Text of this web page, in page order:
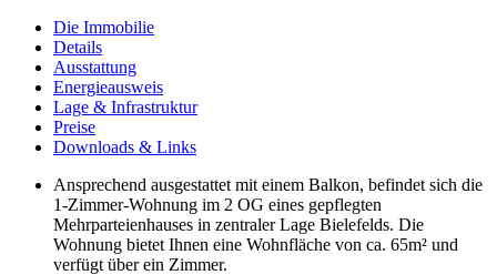
Die Immobilie
Details
Ausstattung
Energieausweis
Lage & Infrastruktur
Preise
Downloads & Links
Ansprechend ausgestattet mit einem Balkon, befindet sich die
1-Zimmer-Wohnung im 2 OG eines gepflegten
Mehrparteienhauses in zentraler Lage Bielefelds. Die
Wohnung bietet Ihnen eine Wohnfläche von ca. 65m² und
verfügt über ein Zimmer.